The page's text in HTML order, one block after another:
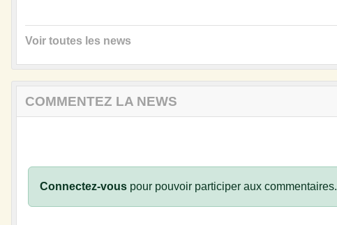
Voir toutes les news
COMMENTEZ LA NEWS
Connectez-vous pour pouvoir participer aux commentaires.